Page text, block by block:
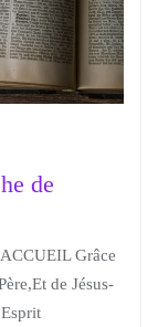
de
Grâce
de Jésus-